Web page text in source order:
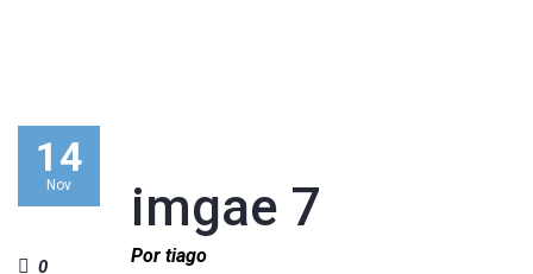
imgae 7
14
Nov
Por tiago
0